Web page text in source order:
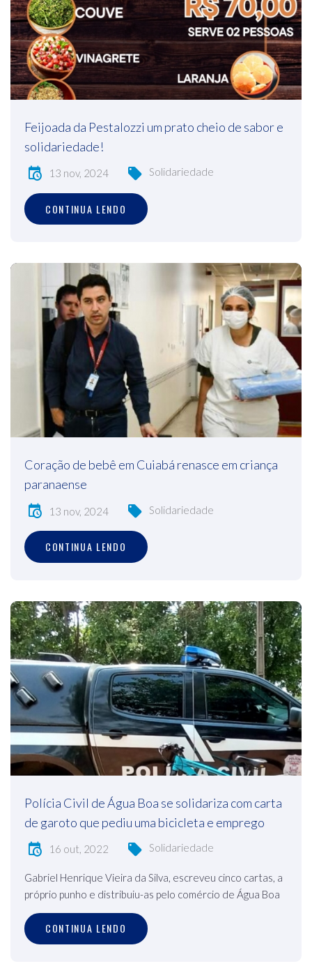
Feijoada da Pestalozzi um prato cheio de sabor e
solidariedade!
13 nov, 2024 Solidariedade
CONTINUA LENDO
Coração de bebê em Cuiabá renasce em criança
paranaense
13 nov, 2024 Solidariedade
CONTINUA LENDO
Polícia Civil de Água Boa se solidariza com carta
de garoto que pediu uma bicicleta e emprego
16 out, 2022 Solidariedade
Gabriel Henrique Vieira da Silva, escreveu cinco cartas, a
próprio punho e distribuiu-as pelo comércio de Água Boa
CONTINUA LENDO